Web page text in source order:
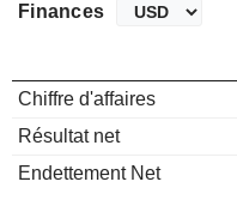
Finances
Chiffre d'affaires
Résultat net
Endettement Net